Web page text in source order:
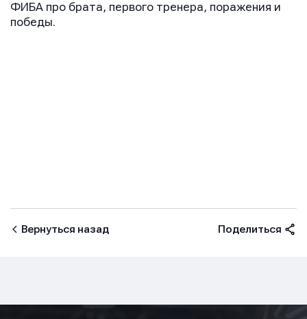
ФИБА про брата, первого тренера, поражения и
победы.
Вернуться назад Поделиться